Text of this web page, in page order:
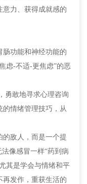
意力、获得成就感的
功能和神经功能的
虑-不适-更焦虑”的恶
敢地寻求心理咨询
的情绪管理技巧，从
敌人，而是一个提
像感冒一样“药到病
其是学会与情绪和平
再发作，重获生活的